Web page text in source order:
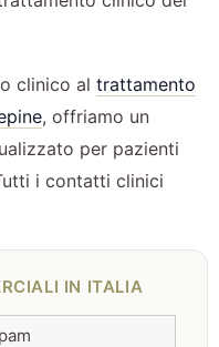
clinico al trattamento
, offriamo un
per pazienti
i contatti clinici
IN ITALIA